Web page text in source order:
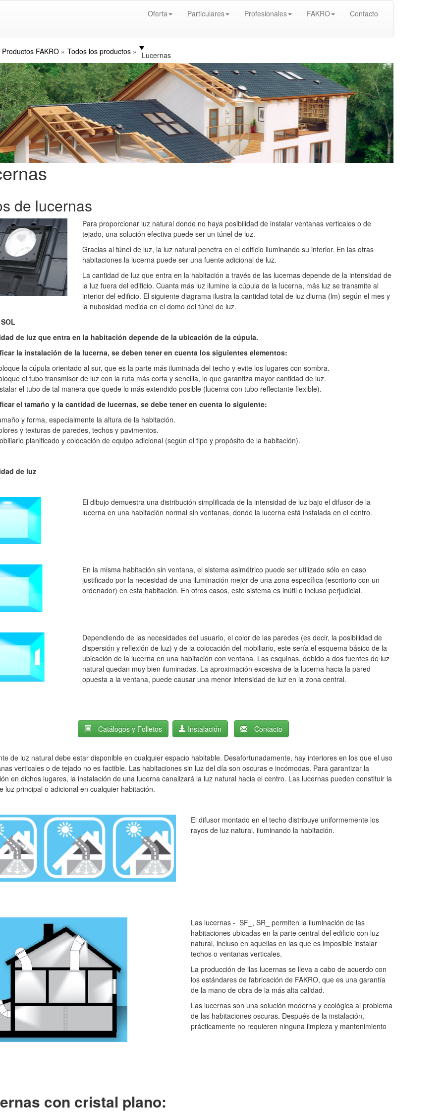
Oferta Particulares Profesionales FAKRO Contacto
Productos FAKRO Todos los productos Lucernas
de lucernas
Para proporcionar luz natural donde no haya posibilidad de instalar ventanas verticales o de
tejado, una solución efectiva puede ser un túnel de luz.
Gracias al túnel de luz, la luz natural penetra en el edificio iluminando su interior. En las otras
habitaciones la lucerna puede ser una fuente adicional de luz.
La cantidad de luz que entra en la habitación a través de las lucernas depende de la intensidad de
la luz fuera del edificio. Cuanta más luz ilumine la cúpula de la lucerna, más luz se transmite al
interior del edificio. El siguiente diagrama ilustra la cantidad total de luz diurna (lm) según el mes y
la nubosidad medida en el domo del túnel de luz.
de luz que entra en la habitación depende de la ubicación de la cúpula.
la instalación de la lucerna, se deben tener en cuenta los siguientes elementos:
la cúpula orientado al sur, que es la parte más iluminada del techo y evite los lugares con sombra.
el tubo transmisor de luz con la ruta más corta y sencilla, lo que garantiza mayor cantidad de luz.
el tubo de tal manera que quede lo más extendido posible (lucerna con tubo reflectante flexible).
el tamaño y la cantidad de lucernas, se debe tener en cuenta lo siguiente:
y forma, especialmente la altura de la habitación.
y texturas de paredes, techos y pavimentos.
planificado y colocación de equipo adicional (según el tipo y propósito de la habitación).
de luz
El dibujo demuestra una distribución simplificada de la intensidad de luz bajo el difusor de la
lucerna en una habitación normal sin ventanas, donde la lucerna está instalada en el centro.
En la misma habitación sin ventana, el sistema asimétrico puede ser utilizado sólo en caso
justificado por la necesidad de una iluminación mejor de una zona específica(escritorio con un
ordenador) en esta habitación. En otros casos, este sistema es inútil o incluso perjudicial.
Dependiendo de las necesidades del usuario, el color de las paredes (es decir, la posibilidad de
dispersión y reflexión de luz) y de la colocación del mobiliario, este sería el esquema básico de la
ubicación de la lucerna en una habitación con ventana. Las esquinas, debido a dos fuentes de luz
natural quedan muy bien iluminadas. La aproximación excesiva de la lucerna hacia la pared
opuesta a la ventana, puede causaruna menor intensidad de luz en la zona central.
Catálogos y Folletos Instalación Contacto
de luz natural debe estar disponible en cualquier espacio habitable. Desafortunadamente, hay interiores en los que el uso
verticales o de tejado no es factible. Las habitaciones sin luz del día son oscuras e incómodas. Para garantizar la
en dichos lugares, la instalación de una lucerna canalizará la luz natural hacia el centro. Las lucernas pueden constituir la
luz principal o adicional en cualquier habitación.
El difusor montado en el techo distribuye uniformemente los
rayos de luz natural, iluminando la habitación.
Las lucernas - SF_, SR_ permiten la iluminación de las
habitaciones ubicadas en la parte central del edificio con luz
natural, incluso en aquellas en las que es imposible instalar
techos o ventanas verticales.
La producción de llas lucernas se lleva a cabo de acuerdo con
los estándares de fabricación de FAKRO, que es una garantía
de la mano de obra de la más alta calidad.
Las lucernas son una solución moderna y ecológica al problema
de las habitaciones oscuras. Después de la instalación,
prácticamente no requieren ninguna limpieza y mantenimiento
con cristal plano: